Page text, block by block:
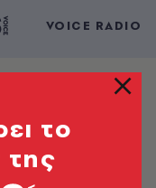
VOICE RADIO
το